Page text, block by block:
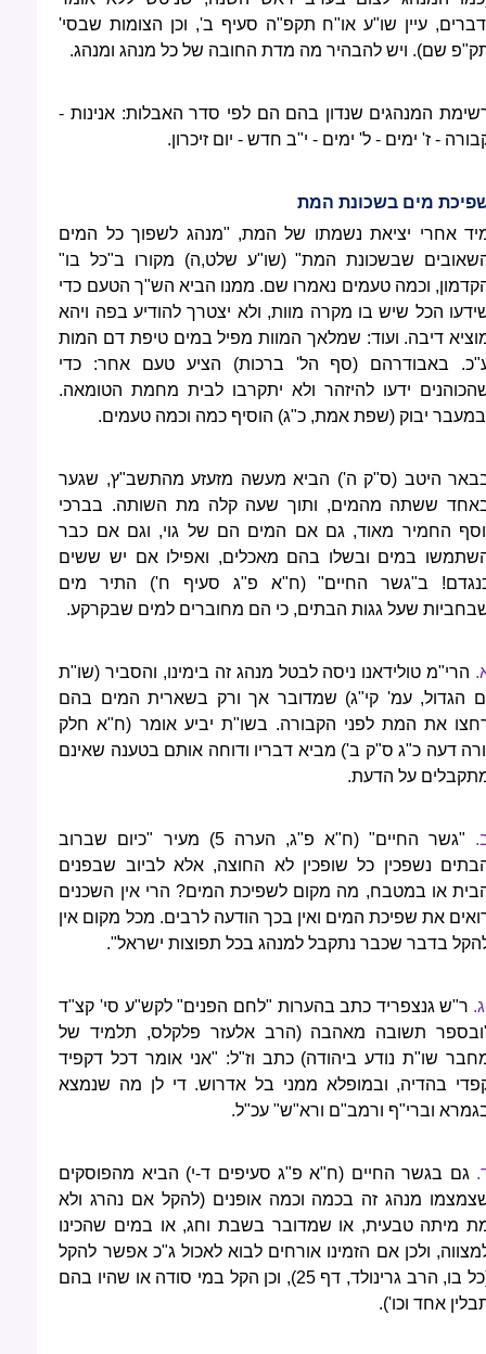
עיין שו"ע או"ח תקפ"ה סעיף ב', וכן הצומות שבסי'
שם). ויש להבהיר מה מדת החובה של כל מנהג ומנהג.
המנהגים שנדון בהם הם לפי סדר האבלות: אנינות -
- ז' ימים - ל' ימים - י"ב חדש - יום זיכרון.
מים בשכונת המת
אחרי יציאת נשמתו של המת, "מנהג לשפוך כל המים
שבשכונת המת" (שו"ע שלט,ה) מקורו ב"כל בו"
וכמה טעמים נאמרו שם. ממנו הביא הש"ך הטעם כדי
הכל שיש בו מקרה מוות, ולא יצטרך להודיע בפה ויהא
דיבה. ועוד: שמלאך המוות מפיל במים טיפת דם המות
באבודרהם (סף הל' ברכות) הציע טעם אחר: כדי
ידעו להיזהר ולא יתקרבו לבית מחמת הטומאה.
יבוק (שפת אמת, כ"ג) הוסיף כמה וכמה טעמים.
היטב (ס"ק ה') הביא מעשה מזעזע מהתשב"ץ, שגער
ששתה מהמים, ותוך שעה קלה מת השותה. בברכי
החמיר מאוד, גם אם המים הם של גוי, וגם אם כבר
במים ובשלו בהם מאכלים, ואפילו אם יש ששים
ב"גשר החיים" (ח"א פ"ג סעיף ח') התיר מים
שעל גגות הבתים, כי הם מחוברים למים שבקרקע.
הרי"מ טולידאנו ניסה לבטל מנהג זה בימינו, והסביר (שו"ת
הגדול, עמ' קי"ג) שמדובר אך ורק בשארית המים בהם
את המת לפני הקבורה. בשו"ת יביע אומר (ח"א חלק
דעה כ"ג ס"ק ב') מביא דבריו ודוחה אותם בטענה שאינם
על הדעת.
"גשר החיים" (ח"א פ"ג, הערה 5) מעיר "כיום שברוב
נשפכין כל שופכין לא החוצה, אלא לביוב שבפנים
או במטבח, מה מקום לשפיכת המים? הרי אין השכנים
את שפיכת המים ואין בכך הודעה לרבים. מכל מקום אין
בדבר שכבר נתקבל למנהג בכל תפוצות ישראל".
ר"ש גנצפריד כתב בהערות "לחם הפנים" לקש"ע סי' קצ"ד
תשובה מאהבה (הרב אלעזר פלקלס, תלמיד של
שו"ת נודע ביהודה) כתב וז"ל: "אני אומר דכל דקפיד
בהדיה, ובמופלא ממני בל אדרוש. די לן מה שנמצא
וברי"ף ורמב"ם ורא"ש" עכ"ל.
גם בגשר החיים (ח"א פ"ג סעיפים ד-י) הביא מהפוסקים
מנהג זה בכמה וכמה אופנים (להקל אם נהרג ולא
מיתה טבעית, או שמדובר בשבת וחג, או במים שהכינו
ולכן אם הזמינו אורחים לבוא לאכול ג"כ אפשר להקל
(כל בו, הרב גרינולד, דף 25), וכן הקל במי סודה או שהיו בהם
אחד וכו').